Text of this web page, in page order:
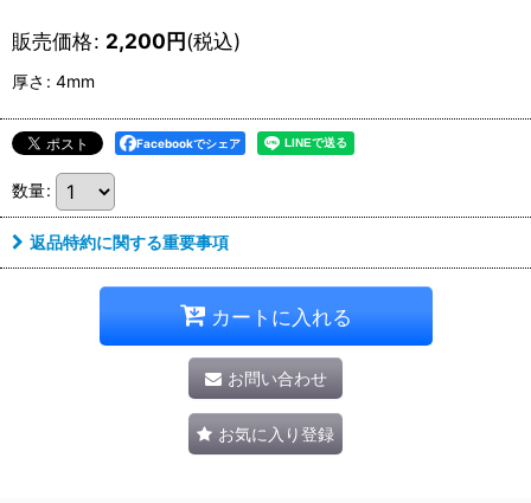
販売価格: 2,200円(税込)
厚さ : 4mm
Facebookでシェア
数量:
返品特約に関する重要事項
カートに入れる
お問い合わせ
お気に入り登録